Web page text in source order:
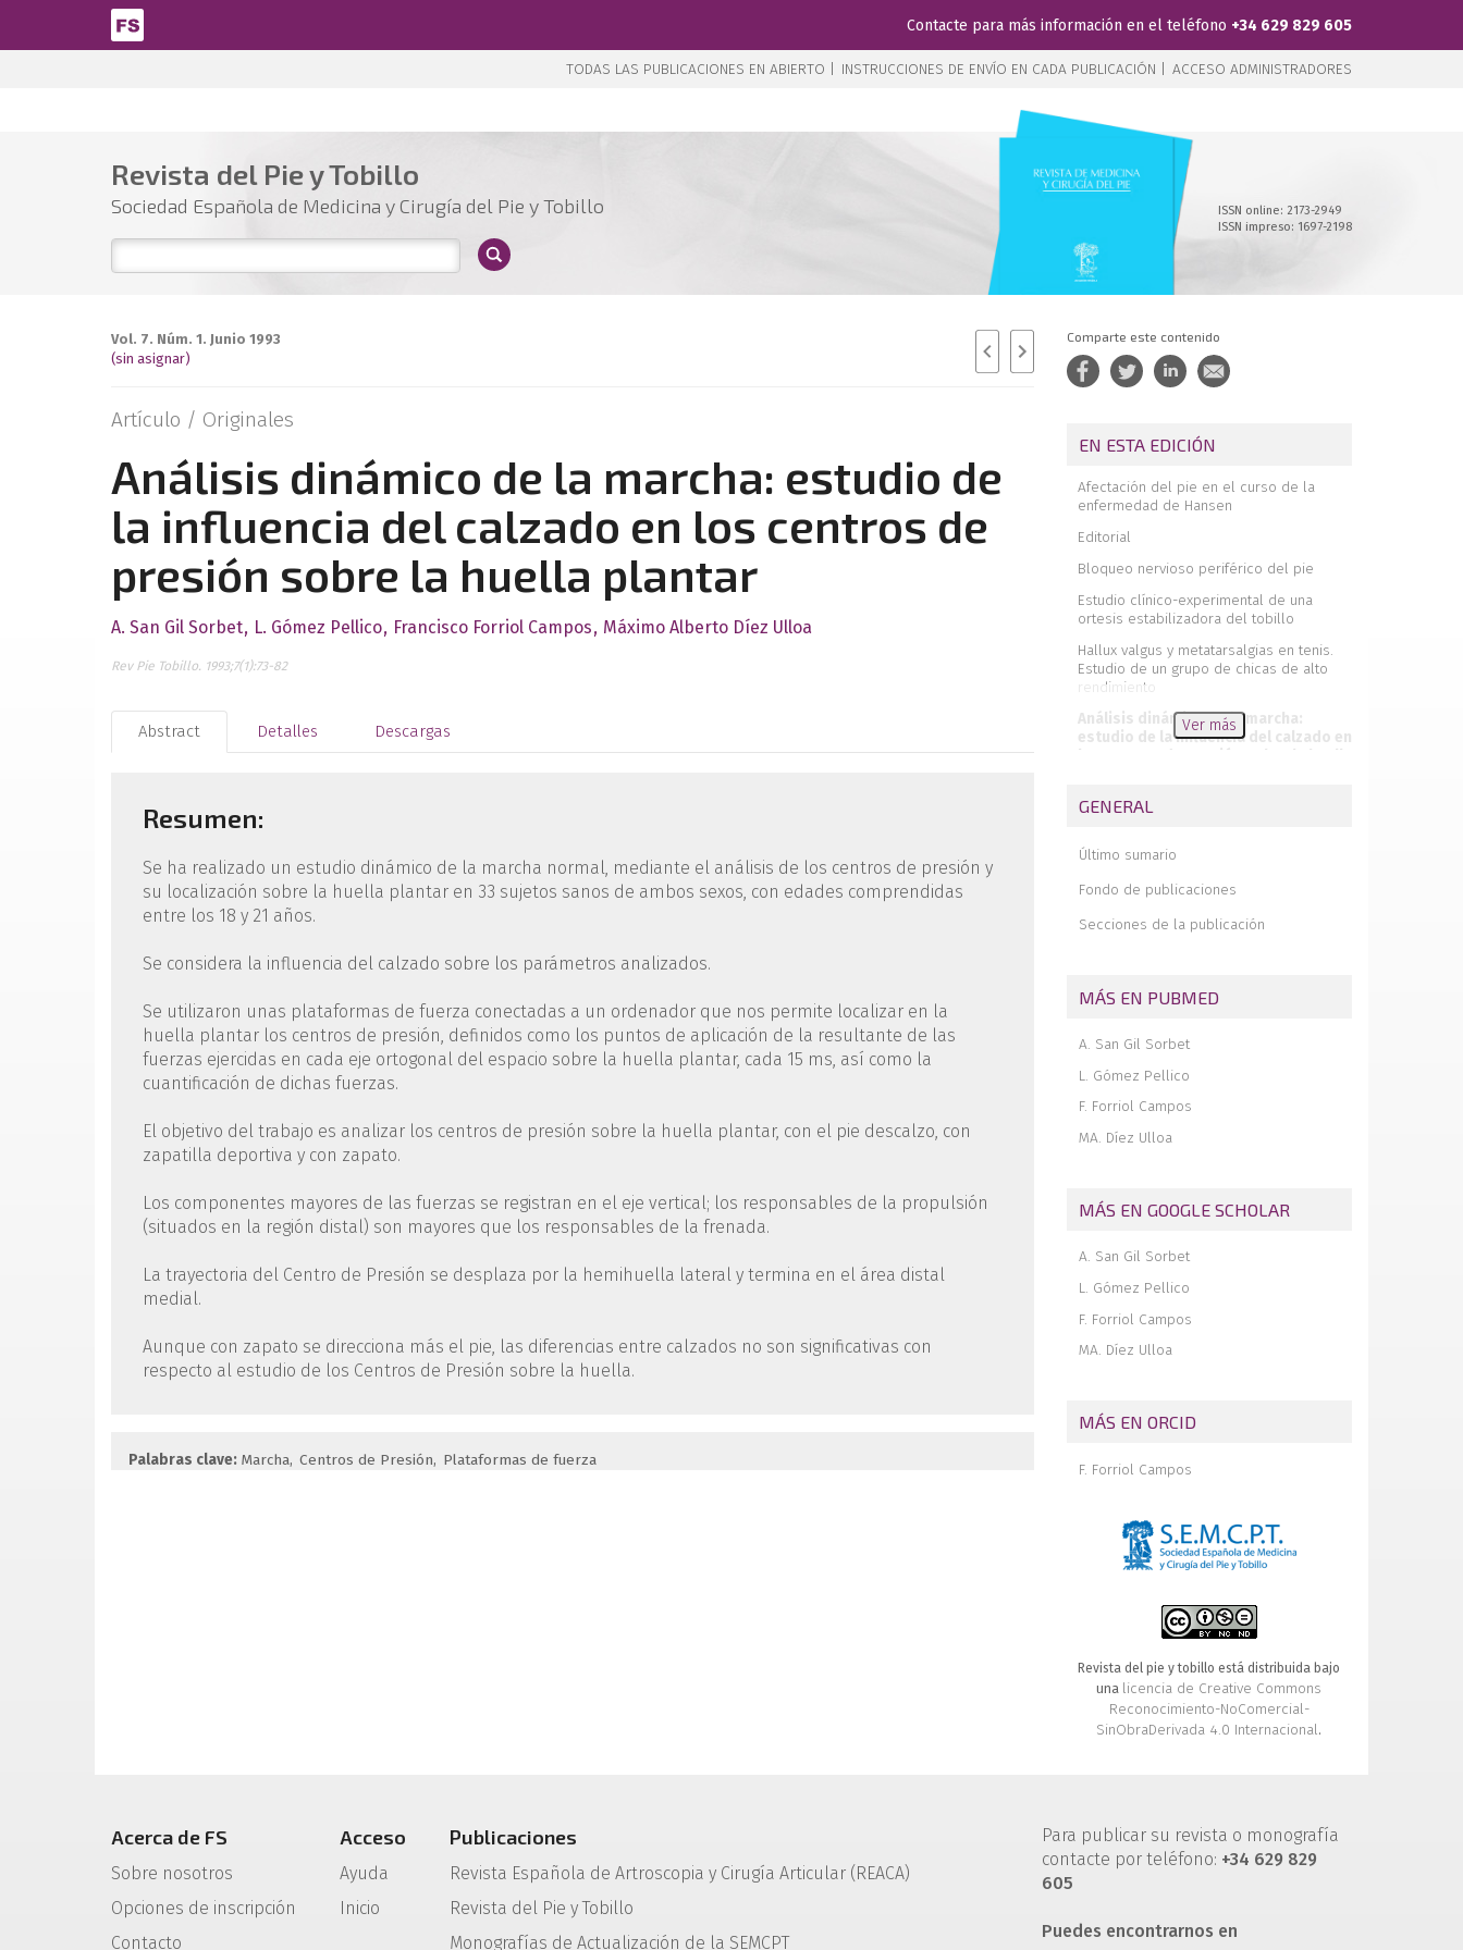
Pasar al contenido principal
Contacte para más información en el teléfono +34 629 829 605
TODAS LAS PUBLICACIONES EN ABIERTO | INSTRUCCIONES DE ENVÍO EN CADA PUBLICACIÓN | ACCESO ADMINISTRADORES
Revista del Pie y Tobillo
Sociedad Española de Medicina y Cirugía del Pie y Tobillo
ISSN online: 2173-2949
ISSN impreso: 1697-2198
Vol. 7. Núm. 1. Junio 1993
(sin asignar)
Artículo / Originales
Análisis dinámico de la marcha: estudio de
la influencia del calzado en los centros de
presión sobre la huella plantar
A. San Gil Sorbet L. Gómez Pellico Francisco Forriol Campos Máximo Alberto Díez Ulloa
Rev Pie Tobillo. 1993;7(1):73-82
Abstract Detalles Descargas
Resumen:
Se ha realizado un estudio dinámico de la marcha normal, mediante el análisis de los centros de presión y
su localización sobre la huella plantar en 33 sujetos sanos de ambos sexos, con edades comprendidas
entre los 18 y 21 años.
Se considera la influencia del calzado sobre los parámetros analizados.
Se utilizaron unas plataformas de fuerza conectadas a un ordenador que nos permite localizar en la
huella plantar los centros de presión, definidos como los puntos de aplicación de la resultante de las
fuerzas ejercidas en cada eje ortogonal del espacio sobre la huella plantar, cada 15 ms, así como la
cuantificación de dichas fuerzas.
El objetivo del trabajo es analizar los centros de presión sobre la huella plantar, con el pie descalzo, con
zapatilla deportiva y con zapato.
Los componentes mayores de las fuerzas se registran en el eje vertical; los responsables de la propulsión
(situados en la región distal) son mayores que los responsables de la frenada.
La trayectoria del Centro de Presión se desplaza por la hemihuella lateral y termina en el área distal
medial.
Aunque con zapato se direcciona más el pie, las diferencias entre calzados no son significativas con
respecto al estudio de los Centros de Presión sobre la huella.
Palabras clave: Marcha Centros de Presión Plataformas de fuerza
Comparte este contenido
EN ESTA EDICIÓN
Afectación del pie en el curso de la
enfermedad de Hansen
Editorial
Bloqueo nervioso periférico del pie
Estudio clínico-experimental de una
ortesis estabilizadora del tobillo
Hallux valgus y metatarsalgias en tenis.
Estudio de un grupo de chicas de alto
rendimiento
Análisis dinámico de la marcha:
estudio de la influencia del calzado en
los centros de presión sobre la huella
Características del calzado infantil en la
Calcáneo y bipedestación
Ver más
GENERAL
Último sumario
Fondo de publicaciones
Secciones de la publicación
MÁS EN PUBMED
A. San Gil Sorbet
L. Gómez Pellico
F. Forriol Campos
MA. Díez Ulloa
MÁS EN GOOGLE SCHOLAR
A. San Gil Sorbet
L. Gómez Pellico
F. Forriol Campos
MA. Díez Ulloa
MÁS EN ORCID
F. Forriol Campos
Revista del pie y tobillo está distribuida bajo
una licencia de Creative Commons
Reconocimiento-NoComercial-
SinObraDerivada 4.0 Internacional.
Acerca de FS
Sobre nosotros
Opciones de inscripción
Contacto
Acceso
Ayuda
Inicio
Publicaciones
Revista Española de Artroscopia y Cirugía Articular (REACA)
Revista del Pie y Tobillo
Monografías de Actualización de la SEMCPT
Para publicar su revista o monografía
contacte por teléfono: +34 629 829
605
Puedes encontrarnos en